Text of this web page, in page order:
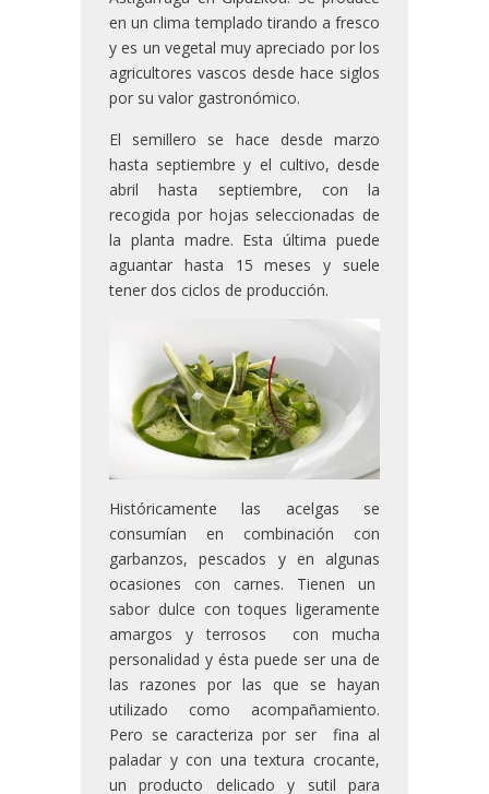
en un clima templado tirando a fresco
y es un vegetal muy apreciado por los
agricultores vascos desde hace siglos
por su valor gastronómico.
El semillero se hace desde marzo
hasta septiembre y el cultivo, desde
abril hasta septiembre, con la
recogida por hojas seleccionadas de
la planta madre. Esta última puede
aguantar hasta 15 meses y suele
tener dos ciclos de producción.
Históricamente las acelgas se
consumían en combinación con
garbanzos, pescados y en algunas
ocasiones con carnes. Tienen un
sabor dulce con toques ligeramente
amargos y terrosos con mucha
personalidad y ésta puede ser una de
las razones por las que se hayan
utilizado como acompañamiento.
Pero se caracteriza por ser fina al
paladar y con una textura crocante,
un producto delicado y sutil para